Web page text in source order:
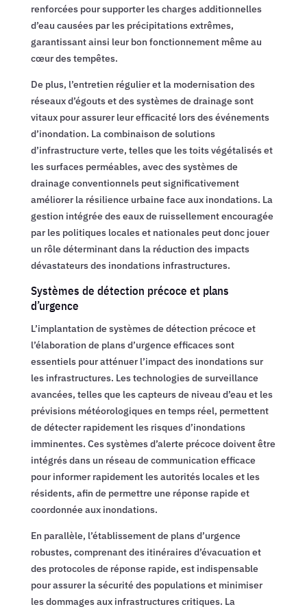
renforcées pour supporter les charges additionnelles
d’eau causées par les précipitations extrêmes,
garantissant ainsi leur bon fonctionnement même au
cœur des tempêtes.
De plus, l’entretien régulier et la modernisation des
réseaux d’égouts et des systèmes de drainage sont
vitaux pour assurer leur efficacité lors des événements
d’inondation. La combinaison de solutions
d’infrastructure verte, telles que les toits végétalisés et
les surfaces perméables, avec des systèmes de
drainage conventionnels peut significativement
améliorer la résilience urbaine face aux inondations. La
gestion intégrée des eaux de ruissellement encouragée
par les politiques locales et nationales peut donc jouer
un rôle déterminant dans la réduction des impacts
dévastateurs des inondations infrastructures.
Systèmes de détection précoce et plans
d’urgence
L’implantation de systèmes de détection précoce et
l’élaboration de plans d’urgence efficaces sont
essentiels pour atténuer l’impact des inondations sur
les infrastructures. Les technologies de surveillance
avancées, telles que les capteurs de niveau d’eau et les
prévisions météorologiques en temps réel, permettent
de détecter rapidement les risques d’inondations
imminentes. Ces systèmes d’alerte précoce doivent être
intégrés dans un réseau de communication efficace
pour informer rapidement les autorités locales et les
résidents, afin de permettre une réponse rapide et
coordonnée aux inondations.
En parallèle, l’établissement de plans d’urgence
robustes, comprenant des itinéraires d’évacuation et
des protocoles de réponse rapide, est indispensable
pour assurer la sécurité des populations et minimiser
les dommages aux infrastructures critiques. La